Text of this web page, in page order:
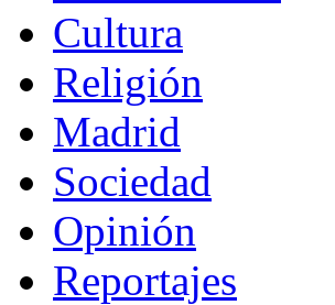
Cultura
Religión
Madrid
Sociedad
Opinión
Reportajes